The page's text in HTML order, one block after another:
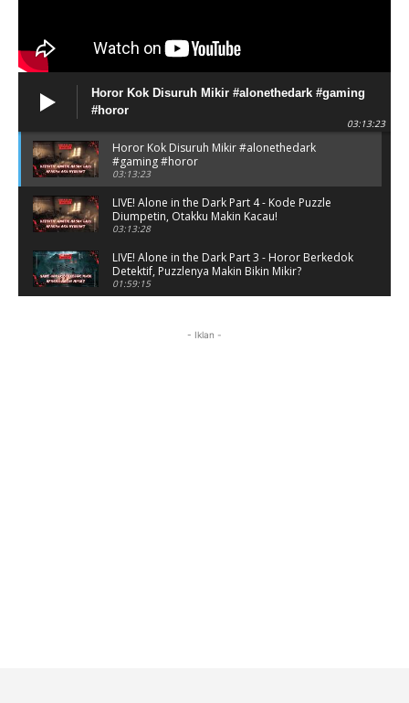
Horor Kok Disuruh Mikir #alonethedark #gaming
#horor
03:13:23
Horor Kok Disuruh Mikir #alonethedark
#gaming #horor
03:13:23
LIVE! Alone in the Dark Part 4 - Kode Puzzle
Diumpetin, Otakku Makin Kacau!
03:13:28
LIVE! Alone in the Dark Part 3 - Horor Berkedok
Detektif, Puzzlenya Makin Bikin Mikir?
01:59:15
- Iklan -